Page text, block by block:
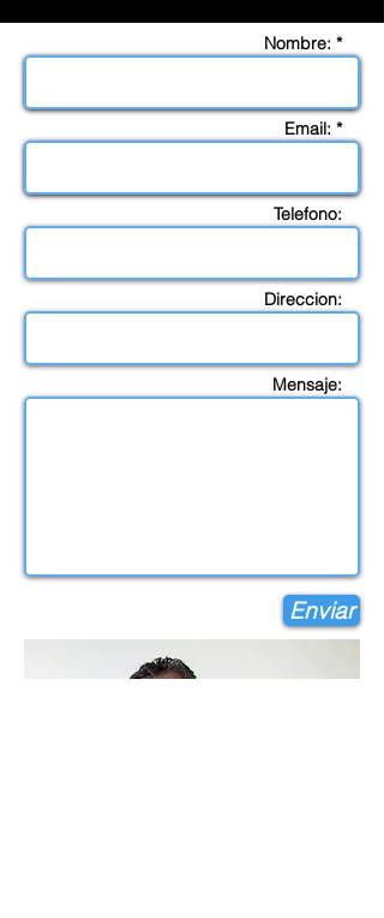
Nombre: *
Email: *
Telefono:
Direccion:
Mensaje:
Enviar